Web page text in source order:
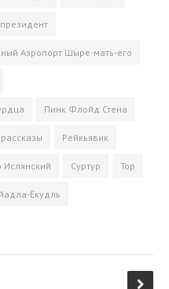
Аэропорт Шыре-мать-его
Пинк Флойд Стена
рассказы Рейкьявик
Ислянский Суртур Тор
Ёкудль